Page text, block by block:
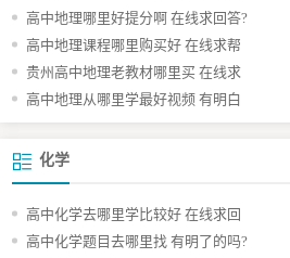
高中地理哪里好提分啊 在线求回答?
高中地理课程哪里购买好 在线求帮
贵州高中地理老教材哪里买 在线求
高中地理从哪里学最好视频 有明白
化学
高中化学去哪里学比较好 在线求回
高中化学题目去哪里找 有明了的吗?